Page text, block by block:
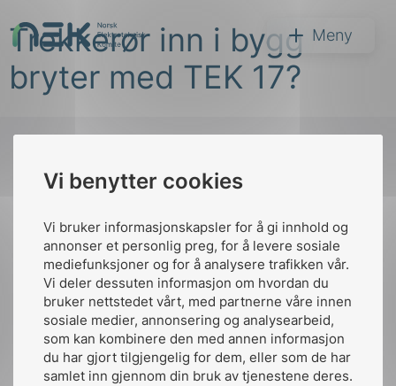
Vi benytter cookies
Vi bruker informasjonskapsler for å gi innhold og
annonser et personlig preg, for å levere sosiale
mediefunksjoner og for å analysere trafikken vår.
Vi deler dessuten informasjon om hvordan du
bruker nettstedet vårt, med partnerne våre innen
sosiale medier, annonsering og analysearbeid,
som kan kombinere den med annen informasjon
du har gjort tilgjengelig for dem, eller som de har
samlet inn gjennom din bruk av tjenestene deres.
til
innhold
NEK Meny
Søk
Trekkerør inn i bygg
bryter med TEK 17?
Kontakt oss
Ansatte
nek@nek.no
Kontakt
Bruk av Cookies
toppen